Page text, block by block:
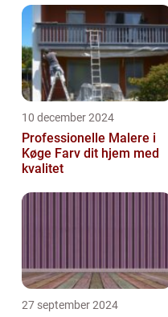
10 december 2024
Professionelle Malere i
Køge Farv dit hjem med
kvalitet
27 september 2024